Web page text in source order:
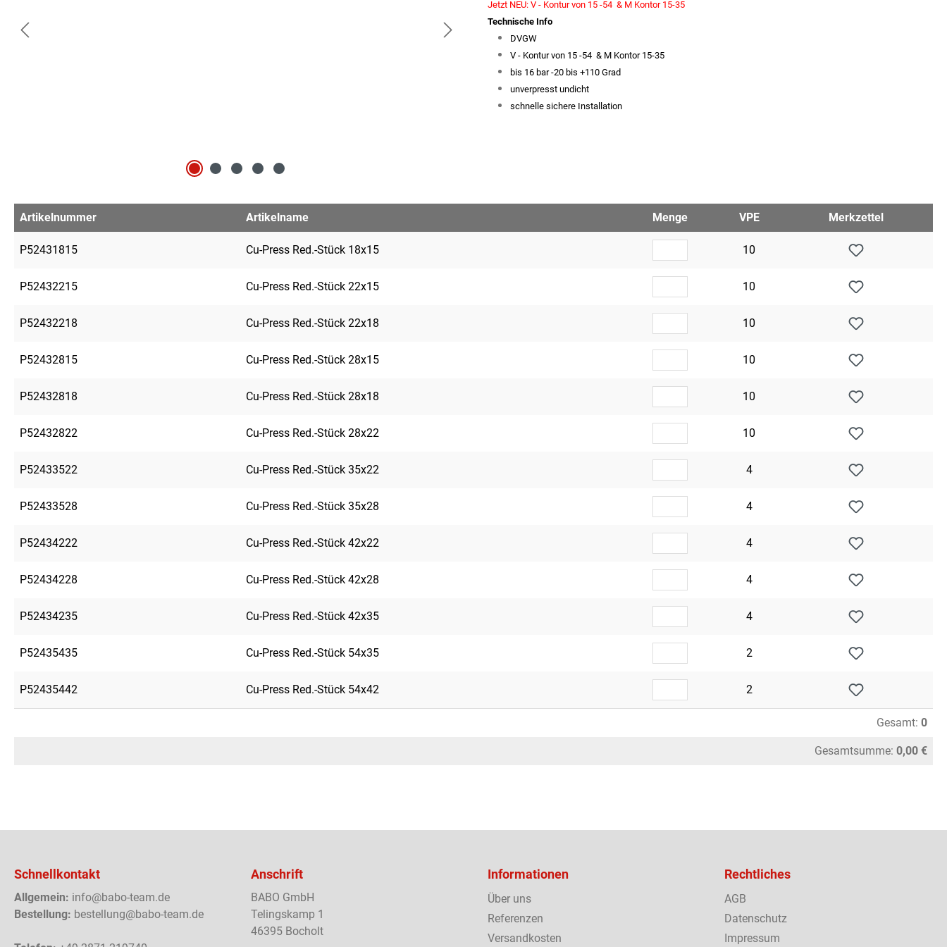
Jetzt NEU: V - Kontur von 15 -54 & M Kontor 15-35
Technische Info
DVGW
V - Kontur von 15 -54 & M Kontor 15-35
bis 16 bar -20 bis +110 Grad
unverpresst undicht
schnelle sichere Installation
Artikelnummer Artikelname Menge VPE Merkzettel
P52431815 Cu-Press Red.-Stück 18x15 10
P52432215 Cu-Press Red.-Stück 22x15 10
P52432218 Cu-Press Red.-Stück 22x18 10
P52432815 Cu-Press Red.-Stück 28x15 10
P52432818 Cu-Press Red.-Stück 28x18 10
P52432822 Cu-Press Red.-Stück 28x22 10
P52433522 Cu-Press Red.-Stück 35x22 4
P52433528 Cu-Press Red.-Stück 35x28 4
P52434222 Cu-Press Red.-Stück 42x22 4
P52434228 Cu-Press Red.-Stück 42x28 4
P52434235 Cu-Press Red.-Stück 42x35 4
P52435435 Cu-Press Red.-Stück 54x35 2
P52435442 Cu-Press Red.-Stück 54x42 2
Gesamt: 0
Gesamtsumme: 0,00 €
Schnellkontakt
Allgemein: info@babo-team.de
Bestellung: bestellung@babo-team.de
Anschrift
BABO GmbH
Telingskamp 1
46395 Bocholt
Informationen
Über uns
Referenzen
Versandkosten
Rechtliches
AGB
Datenschutz
Impressum